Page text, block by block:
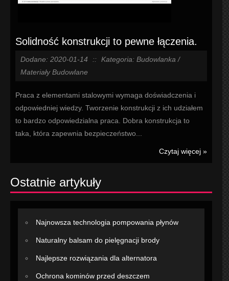
Solidność konstrukcji to pewne łączenia.
Dodane: 2020-01-14 ::
Kategoria: Budowlanka /
Materiały Budowlane
Praca z elementami stalowymi wymaga doświadczenia i
odpowiedniej wiedzy. Tworzenie konstrukcji z ich udziałem
to bardzo odpowiedzialna praca. Dobra konstrukcja to
taka, która zapewnia bezpieczeństwo...
Czytaj więcej »
Ostatnie artykuły
Najnowsza technologia pompowania płynów
Naturalny balsam do pielęgnacji brody
Najlepsze rozwiązania dla alternatora
Ochrona kominów przed deszczem